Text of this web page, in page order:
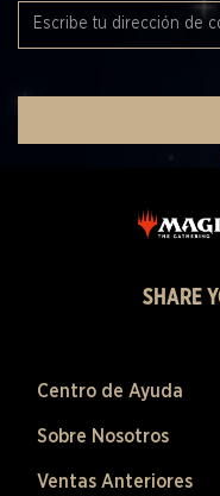
SHARE
Centro de Ayuda
Sobre Nosotros
Ventas Anteriores